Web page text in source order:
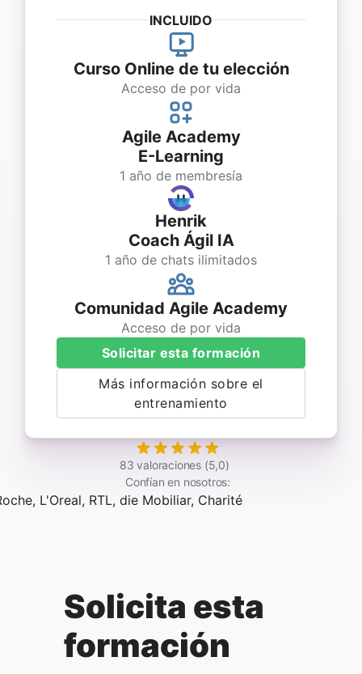
INCLUIDO
Curso Online de tu elección
Acceso de por vida
Agile Academy
E-Learning
1 año de membresía
Henrik
Coach Ágil IA
1 año de chats ilimitados
Comunidad Agile Academy
Acceso de por vida
Solicitar esta formación
Más información sobre el
entrenamiento
83 valoraciones (5,0)
Confían en nosotros:
Solicita esta
formación